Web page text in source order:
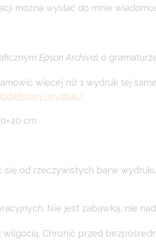
można wysłać do mnie
Epson Archival o
więcej niż 1 wydruk tej
wydruk/
cm
od rzeczywistych barw
Nie jest zabawką, nie
Chronić przed